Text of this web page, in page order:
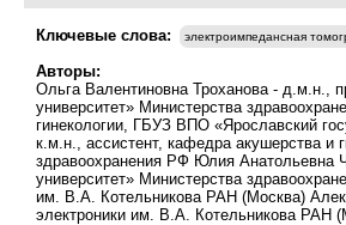
Ключевые слова: электроимпедансная
Авторы:
Ольга Валентиновна Троханова - д.м.н.,
университет» Министерства
гинекологии, ГБУЗ ВПО «Ярославский
к.м.н., ассистент, кафедра акушерства и
здравоохранения РФ Юлия Анатольевна
университет» Министерства
им. В.А. Котельникова РАН (Москва)
электроники им. В.А. Котельникова РАН